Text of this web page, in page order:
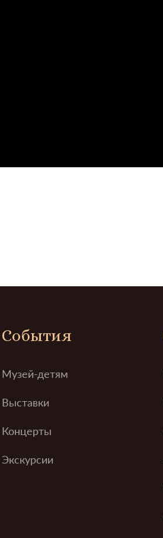
События
Музей-детям
Выставки
Концерты
Экскурсии